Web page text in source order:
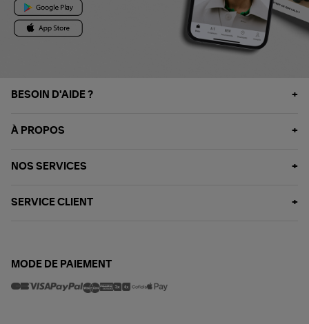
BESOIN D'AIDE ?
À PROPOS
NOS SERVICES
SERVICE CLIENT
MODE DE PAIEMENT